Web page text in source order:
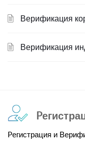
Верификация
Верификация
Pегистрация и